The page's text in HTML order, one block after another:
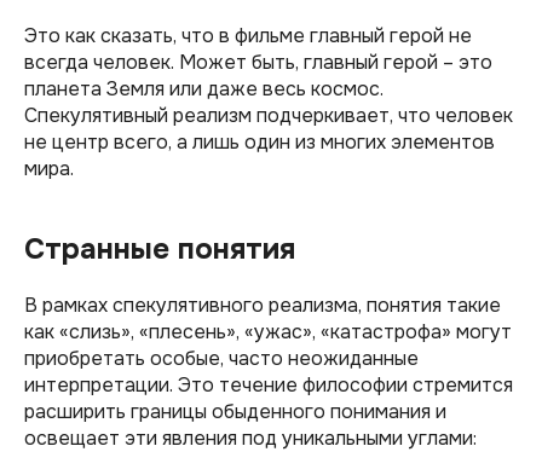
Это как сказать, что в фильме главный герой не
всегда человек. Может быть, главный герой – это
планета Земля или даже весь космос.
Спекулятивный реализм подчеркивает, что человек
не центр всего, а лишь один из многих элементов
мира.
Странные понятия
В рамках спекулятивного реализма, понятия такие
как «слизь», «плесень», «ужас», «катастрофа» могут
приобретать особые, часто неожиданные
интерпретации. Это течение философии стремится
расширить границы обыденного понимания и
освещает эти явления под уникальными углами: